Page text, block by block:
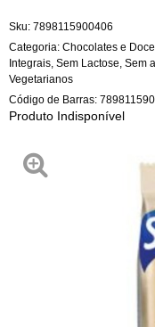
Sku: 7898115900406
Categoria: Chocolates e
Integrais Sem Lactose Sem
Vegetarianos
Código de Barras:
Produto Indisponível